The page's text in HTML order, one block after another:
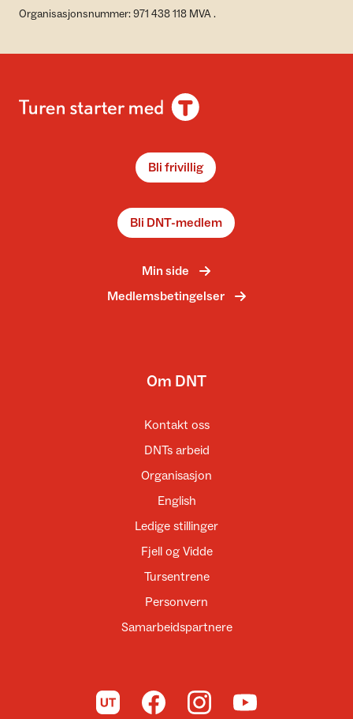
Organisasjonsnummer: 971 438 118 MVA .
Bli frivillig
Bli DNT-medlem
Min side
Medlemsbetingelser
Om DNT
Kontakt oss
DNTs arbeid
Organisasjon
English
Ledige stillinger
Fjell og Vidde
Tursentrene
Personvern
Samarbeidspartnere
Til UT.no Til DNT på Facebook
Til DNT på Instagram
Til DNT på YouTube